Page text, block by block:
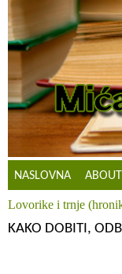
NASLOVNA ABOUT
Lovorike i trnje
KAKO DOBITI,